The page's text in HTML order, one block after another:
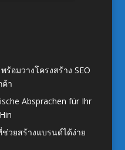
อมวางโครงสร้าง SEO
ค้า
Absprachen für Ihr
วยสร้างแบรนด์ได้ง่าย